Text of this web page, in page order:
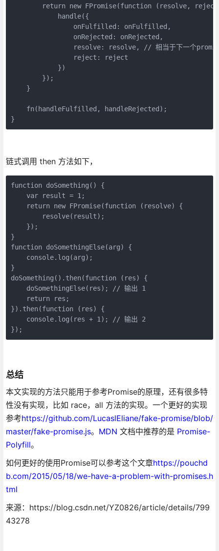
return new FPromise(function (resolve,
            handle({
                onFulfilled: onFulfilled,
                onRejected: onRejected,
resolve: resolve, // 相当于下一个
                reject: reject
            })
        });
    }
    fn(handleFulfilled, handleRejected);
}
链式调用 then 方法如下，
function doSomething() {
    var result = 1;
    return new FPromise(function (resolve) {
        resolve(result);
    });
}
function doSomethingElse(arg) {
    console.log(arg);
}
doSomething().then(function (res) {
    doSomethingElse(res); // 输出 1
    return res;
}).then(function (res) {
    console.log(res + 1); // 输出 2
});
总结
本文实现的方法只能用于参考Promise的原理，还有很多特
性没有实现，比如 race，all 方法的实现。一个更好的实现
参考https://github.com/LucaslEliane/fake-promise/blob/
master/fake-promise.js。 MDN 文档中推荐的是 Promise-
Polyfill。
如何更好的使用Promise可以参考这个文章https://pouchd
b.com/2015/05/18/we-have-a-problem-with-promises.h
tml
来源：https://blog.csdn.net/YZ0826/article/details/799
43278